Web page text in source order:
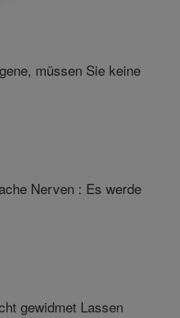
müssen Sie keine
Nerven : Es werde
gewidmet Lassen